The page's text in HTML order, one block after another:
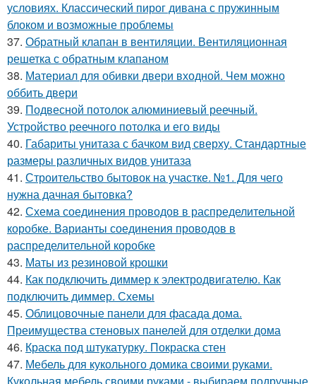
условиях. Классический пирог дивана с пружинным
блоком и возможные проблемы
37. Обратный клапан в вентиляции. Вентиляционная
решетка с обратным клапаном
38. Материал для обивки двери входной. Чем можно
оббить двери
39. Подвесной потолок алюминиевый реечный.
Устройство реечного потолка и его виды
40. Габариты унитаза с бачком вид сверху. Стандартные
размеры различных видов унитаза
41. Строительство бытовок на участке. №1. Для чего
нужна дачная бытовка?
42. Схема соединения проводов в распределительной
коробке. Варианты соединения проводов в
распределительной коробке
43. Маты из резиновой крошки
44. Как подключить диммер к электродвигателю. Как
подключить диммер. Схемы
45. Облицовочные панели для фасада дома.
Преимущества стеновых панелей для отделки дома
46. Краска под штукатурку. Покраска стен
47. Мебель для кукольного домика своими руками.